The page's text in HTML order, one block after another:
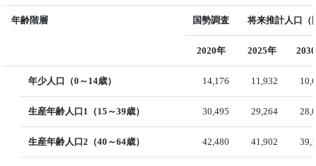
年齢階層 国勢調査 将来推計人口（
2020年 2025年
年少人口（0～14歳） 14,176 11,932
生産年齢人口1（15～39歳） 30,495 29,264
生産年齢人口2（40～64歳） 42,480 41,902